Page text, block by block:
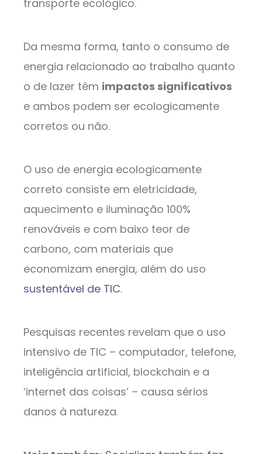
transporte ecológico.
Da mesma forma, tanto o consumo de
energia relacionado ao trabalho quanto
o de lazer têm impactos significativos
e ambos podem ser ecologicamente
corretos ou não.
O uso de energia ecologicamente
correto consiste em eletricidade,
aquecimento e iluminação 100%
renováveis ​​e com baixo teor de
carbono, com materiais que
economizam energia, além do uso
sustentável de TIC.
Pesquisas recentes revelam que o uso
intensivo de TIC – computador, telefone,
inteligência artificial, blockchain e a
‘internet das coisas’ – causa sérios
danos à natureza.